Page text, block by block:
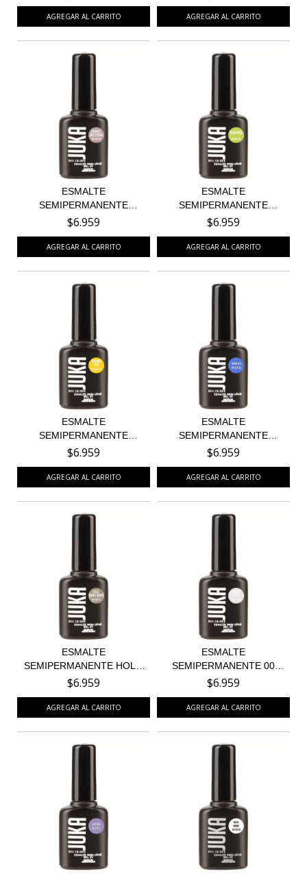
ESMALTE
SEMIPERMANENTE
COOKIES AND CREAM...
$6.959
ESMALTE
SEMIPERMANENTE
CAIPIRINA 69
$6.959
ESMALTE
SEMIPERMANENTE
BANANA POP 03
$6.959
ESMALTE
SEMIPERMANENTE
HONOLULU 103
$6.959
ESMALTE
SEMIPERMANENTE HOLO
BURLY WOOD 5...
$6.959
ESMALTE
SEMIPERMANENTE 00
ULTRA WHITE BL...
$6.959